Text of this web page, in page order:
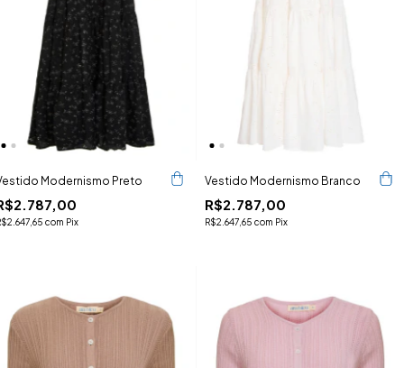
Modernismo Preto
com Pix
Vestido Modernismo Branco
R$2.787,00
R$2.647,65 com Pix